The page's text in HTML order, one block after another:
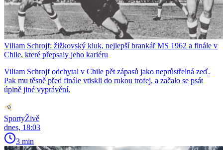
Viliam Schrojf: žižkovský kluk, nejlepší brankář MS 1962 a finále v
Chile, které přepsaly jeho kariéru
Viliam Schrojf odchytal v Chile pět zápasů jako neprůstřelná zeď.
Pak mu těsně před finále vtiskli do rukou trofej, a začalo se psát
úplně jiné vyprávění.
SportyŽivě
dnes, 18:03
3 min